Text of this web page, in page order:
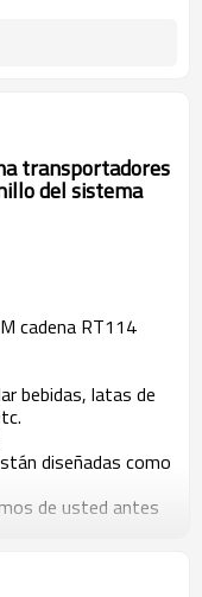
transportadores
del sistema
cadena RT114
bebidas, latas de
diseñadas como
de usted antes
transmisión. (como